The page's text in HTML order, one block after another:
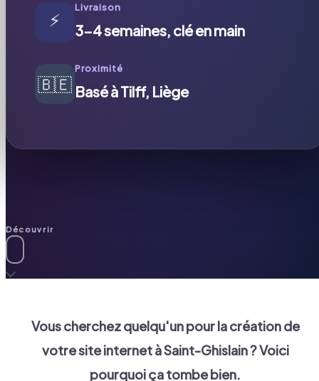
⚡
Livraison
3-4 semaines, clé en main
🇧🇪
Proximité
Basé à Tilff, Liège
Découvrir
Vous cherchez quelqu'un pour la création de
votre site internet àSaint-Ghislain? Voici
pourquoi ça tombe bien.